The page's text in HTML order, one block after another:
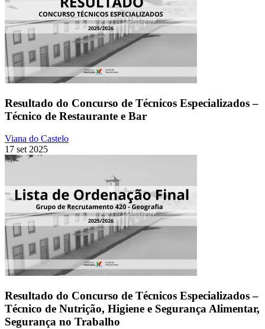
Resultado do Concurso de Técnicos Especializados –
Técnico de Restaurante e Bar
Viana do Castelo
17 set 2025
Resultado do Concurso de Técnicos Especializados –
Técnico de Nutrição, Higiene e Segurança Alimentar,
Segurança no Trabalho